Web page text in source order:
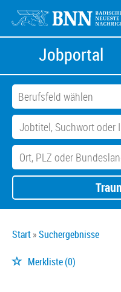
Jobportal
Start Suchergebnisse
Merkliste(0)